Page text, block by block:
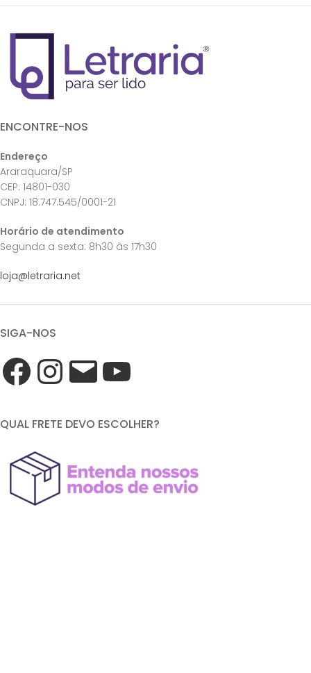
ENCONTRE-NOS
Endereço
Araraquara/SP
CEP: 14801-030
CNPJ: 18.747.545/0001-21
Horário de atendimento
Segunda a sexta: 8h30 às 17h30
loja@letraria.net
SIGA-NOS
QUAL FRETE DEVO ESCOLHER?